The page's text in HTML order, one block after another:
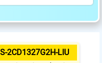
2CD1327G2H-LIU